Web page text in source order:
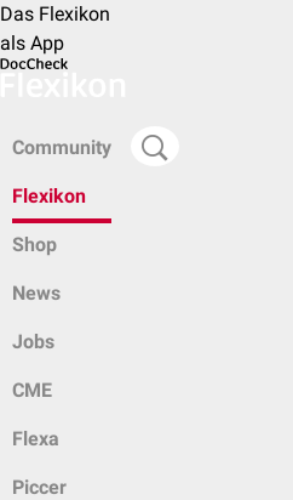
Das Flexikon
als App
Community
Flexikon
Shop
News
Jobs
CME
Flexa
Piccer